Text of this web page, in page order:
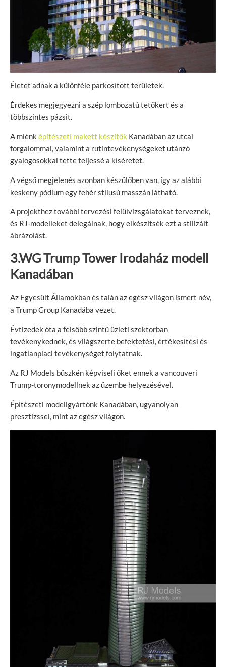
Életet adnak a különféle parkosított területek.
Érdekes megjegyezni a szép lombozatú tetőkert és a
többszintes pázsit.
A miénk építészeti makett készítők Kanadában az utcai
forgalommal, valamint a rutintevékenységeket utánzó
gyalogosokkal tette teljessé a kíséretet.
A végső megjelenés azonban készülőben van, így az alábbi
keskeny pódium egy fehér stílusú masszán látható.
A projekthez további tervezési felülvizsgálatokat terveznek,
és RJ-modelleket delegálnak, hogy elkészítsék ezt a stilizált
ábrázolást.
3.WG Trump Tower Irodaház modell
Kanadában
Az Egyesült Államokban és talán az egész világon ismert név,
a Trump Group Kanadába vezet.
Évtizedek óta a felsőbb szintű üzleti szektorban
tevékenykednek, és világszerte befektetési, értékesítési és
ingatlanpiaci tevékenységet folytatnak.
Az RJ Models büszkén képviseli őket ennek a vancouveri
Trump-toronymodellnek az üzembe helyezésével.
Építészeti modellgyártónk Kanadában, ugyanolyan
presztízssel, mint az egész világon.